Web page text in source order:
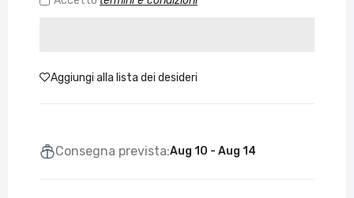
Aggiungi alla lista dei desideri
Consegna prevista:Aug 10 - Aug 14